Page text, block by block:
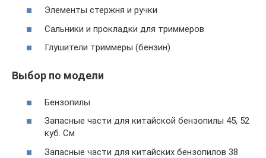
Элементы стержня и ручки
Сальники и прокладки для триммеров
Глушители триммеры (бензин)
Выбор по модели
Бензопилы
Запасные части для китайской бензопилы 45, 52
куб. См
Запасные части для китайских бензопилов 38